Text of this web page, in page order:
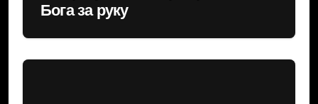
Бога за руку